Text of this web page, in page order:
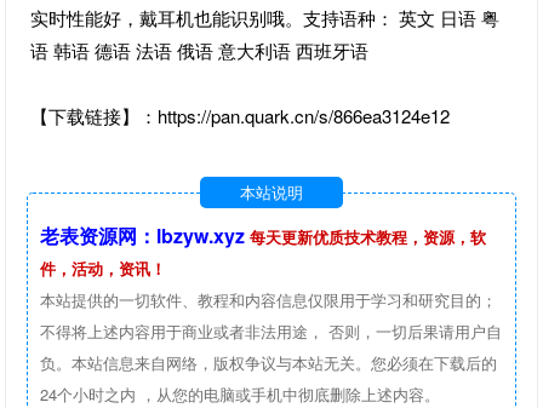
实时性能好，戴耳机也能识别哦。支持语种： 英文 日语 粤
语 韩语 德语 法语 俄语 意大利语 西班牙语
【下载链接】：https://pan.quark.cn/s/866ea3124e12
本站说明
老表资源网：lbzyw.xyz 每天更新优质技术教程，资源，软
件，活动，资讯！
本站提供的一切软件、教程和内容信息仅限用于学习和研究目的；
不得将上述内容用于商业或者非法用途， 否则，一切后果请用户自
负。本站信息来自网络，版权争议与本站无关。您必须在下载后的
24个小时之内 ，从您的电脑或手机中彻底删除上述内容。